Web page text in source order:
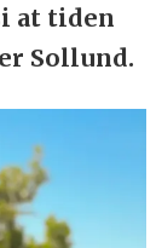
at tiden
Sollund.